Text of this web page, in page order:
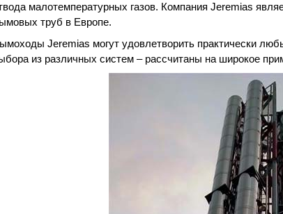
малотемпературных газов. Компания Jeremias
труб в Европе.
Jeremias могут удовлетворить практически
из различных систем – рассчитаны на широкое